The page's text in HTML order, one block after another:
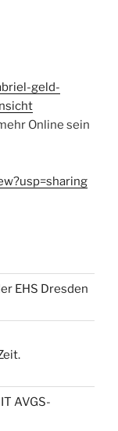
geld-
Online sein
EHS Dresden
AVGS-